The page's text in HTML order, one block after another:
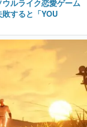
ルライク恋愛ゲーム
すると「YOU